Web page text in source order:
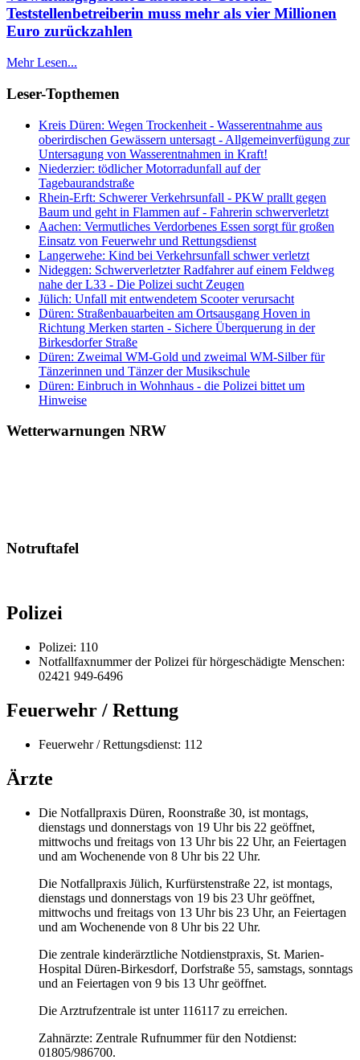
Teststellenbetreiberin muss mehr als vier Millionen
Euro zurückzahlen
Mehr Lesen...
Leser-Topthemen
Kreis Düren: Wegen Trockenheit - Wasserentnahme aus
oberirdischen Gewässern untersagt - Allgemeinverfügung zur
Untersagung von Wasserentnahmen in Kraft!
Niederzier: tödlicher Motorradunfall auf der
Tagebaurandstraße
Rhein-Erft: Schwerer Verkehrsunfall - PKW prallt gegen
Baum und geht in Flammen auf - Fahrerin schwerverletzt
Aachen: Vermutliches Verdorbenes Essen sorgt für großen
Einsatz von Feuerwehr und Rettungsdienst
Langerwehe: Kind bei Verkehrsunfall schwer verletzt
Nideggen: Schwerverletzter Radfahrer auf einem Feldweg
nahe der L33 - Die Polizei sucht Zeugen
Jülich: Unfall mit entwendetem Scooter verursacht
Düren: Straßenbauarbeiten am Ortsausgang Hoven in
Richtung Merken starten - Sichere Überquerung in der
Birkesdorfer Straße
Düren: Zweimal WM-Gold und zweimal WM-Silber für
Tänzerinnen und Tänzer der Musikschule
Düren: Einbruch in Wohnhaus - die Polizei bittet um
Hinweise
Wetterwarnungen NRW
Notruftafel
Polizei
Polizei: 110
Notfallfaxnummer der Polizei für hörgeschädigte Menschen:
02421 949-6496
Feuerwehr / Rettung
Feuerwehr / Rettungsdienst: 112
Ärzte
Die Notfallpraxis Düren, Roonstraße 30, ist montags,
dienstags und donnerstags von 19 Uhr bis 22 geöffnet,
mittwochs und freitags von 13 Uhr bis 22 Uhr, an Feiertagen
und am Wochenende von 8 Uhr bis 22 Uhr.
Die Notfallpraxis Jülich, Kurfürstenstraße 22, ist montags,
dienstags und donnerstags von 19 bis 23 Uhr geöffnet,
mittwochs und freitags von 13 Uhr bis 23 Uhr, an Feiertagen
und am Wochenende von 8 Uhr bis 22 Uhr.
Die zentrale kinderärztliche Notdienstpraxis, St. Marien-
Hospital Düren-Birkesdorf, Dorfstraße 55, samstags, sonntags
und an Feiertagen von 9 bis 13 Uhr geöffnet.
Die Arztrufzentrale ist unter 116117 zu erreichen.
Zahnärzte: Zentrale Rufnummer für den Notdienst:
01805/986700.